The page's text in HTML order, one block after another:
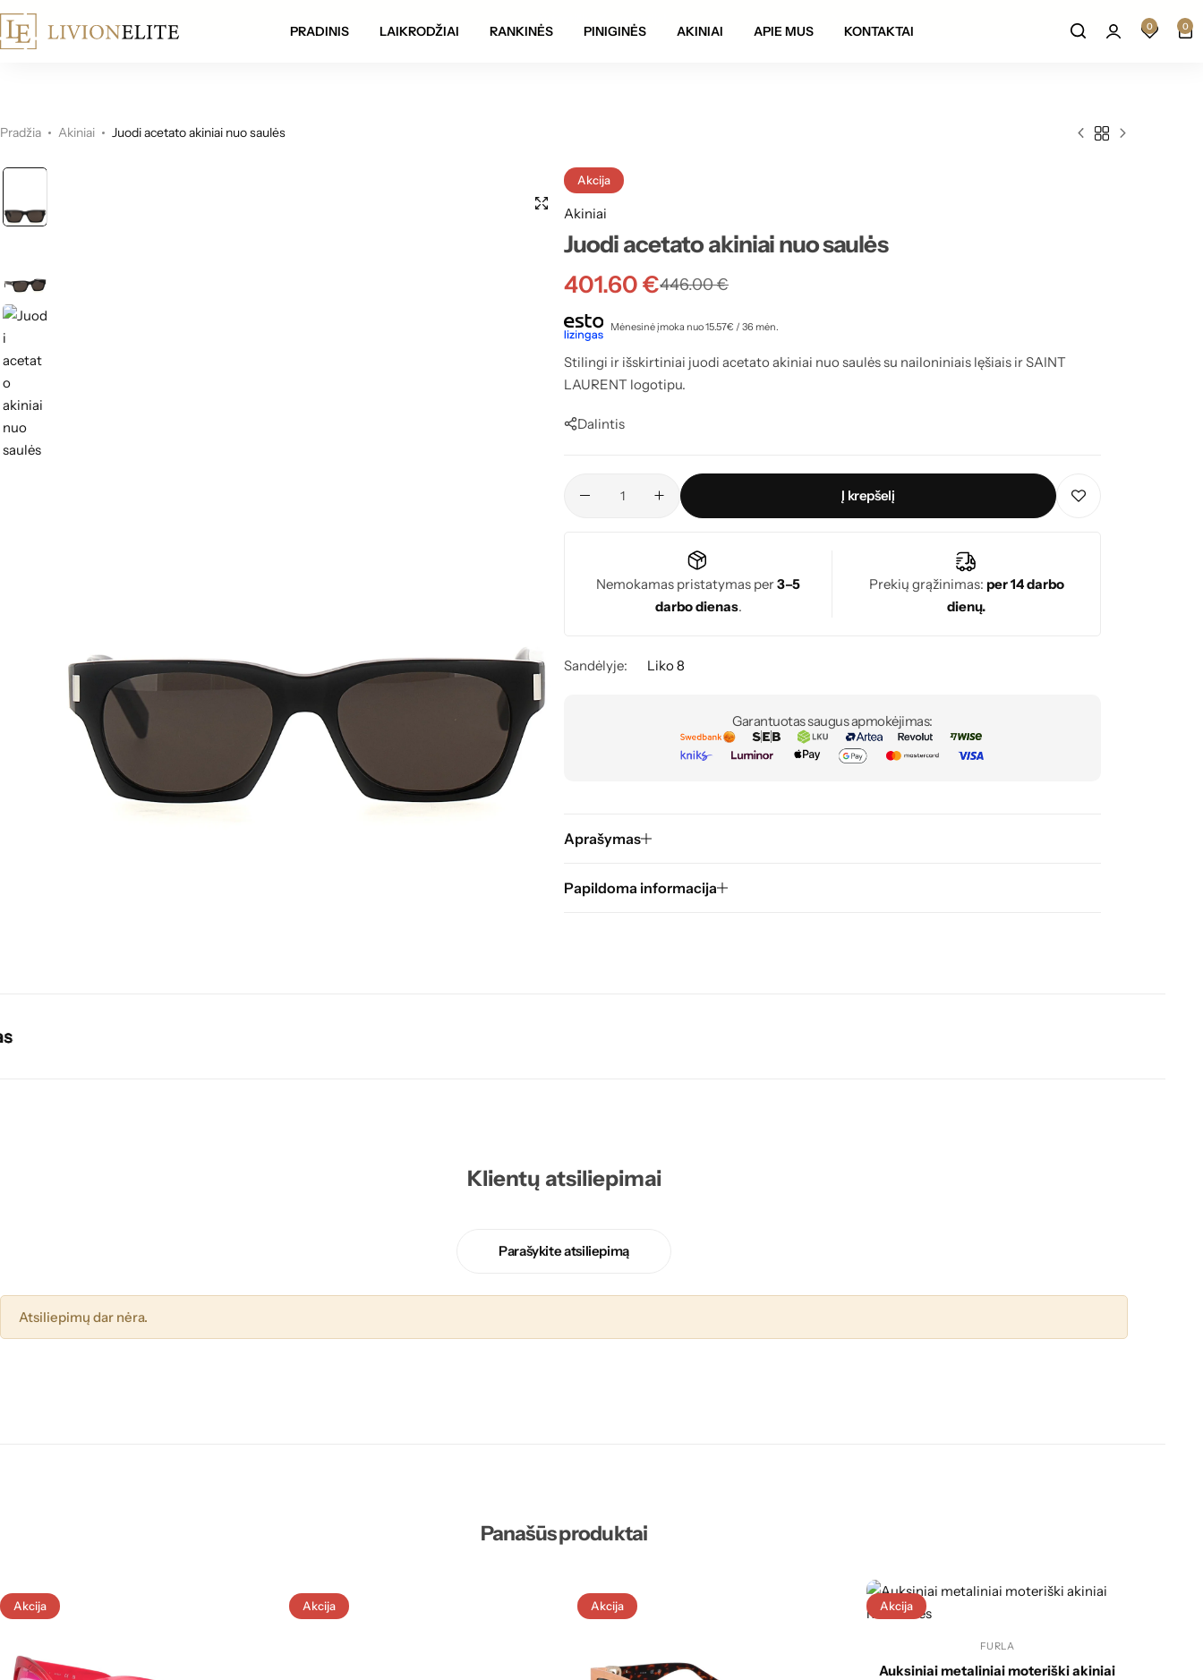
pristatymas visoje Lietuvoje! Prekių grąžinimas per 14 darbo
PRADINIS LAIKRODŽIAI RANKINĖS PINIGINĖS AKINIAI APIE MUS KONTAKTAI 0 0
Pradžia Akiniai Juodi acetato akiniai nuo saulės
Akcija
Akiniai
Juodi acetato akiniai nuo saulės
446.00€
401.60€
Mėnesinė įmoka nuo 15.57€ / 36 mėn.
Stilingi ir išskirtiniai juodi acetato akiniai nuo saulės su nailoniniais lęšiais ir SAINT
LAURENT logotipu.
Dalintis
Į krepšelį
Nemokamas pristatymas per3–5
darbo dienas.
Prekių grąžinimas: per 14 darbo
dienų.
Sandėlyje: Liko 8
Garantuotas saugus apmokėjimas:
Aprašymas
Papildoma informacija
Klientų atsiliepimai
Parašykite atsiliepimą
Atsiliepimų dar nėra.
Panašūs produktai
Akcija Akcija Akcija Akcija
FURLA
Auksiniai metaliniai moteriški akiniai